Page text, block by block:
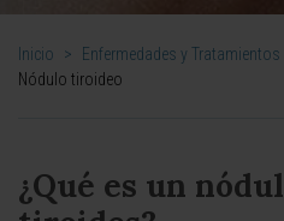
Inicio > Enfermedades y Tratamientos
Nódulo tiroideo
¿Qué es un